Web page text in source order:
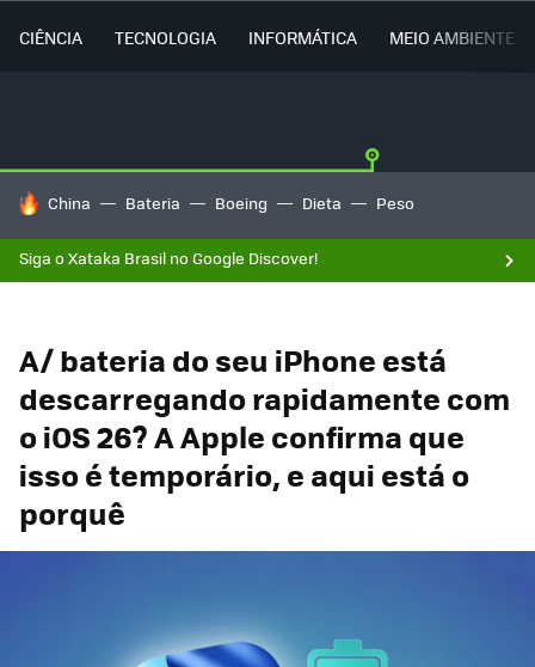
CIÊNCIA TECNOLOGIA INFORMÁTICA MEIO AMBIENTE
TENDÊNCIAS DO DIA
China Bateria Boeing Dieta Peso
Siga o Xataka Brasil no Google Discover!
A/ bateria do seu iPhone está
descarregando rapidamente com
o iOS 26? A Apple confirma que
isso é temporário, e aqui está o
porquê